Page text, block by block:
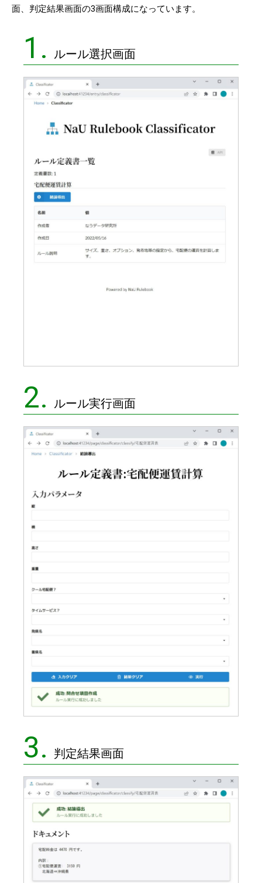
面、判定結果画面の3画面構成になっています。
1. ルール選択画面
2. ルール実行画面
3. 判定結果画面